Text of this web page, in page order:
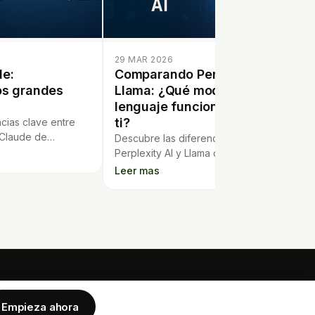
grandes
clave entre
de
29 MAR 2026
Comparando Perplexity AI y
Llama: ¿Qué modelo de
lenguaje funciona mejor para
ti?
Descubre las diferencias clave entre
Perplexity AI y Llama de Meta. Compara
rendimiento y utilidad para elegir el
Leer mas
de Hipoteca EMPRESA
Empieza ahora